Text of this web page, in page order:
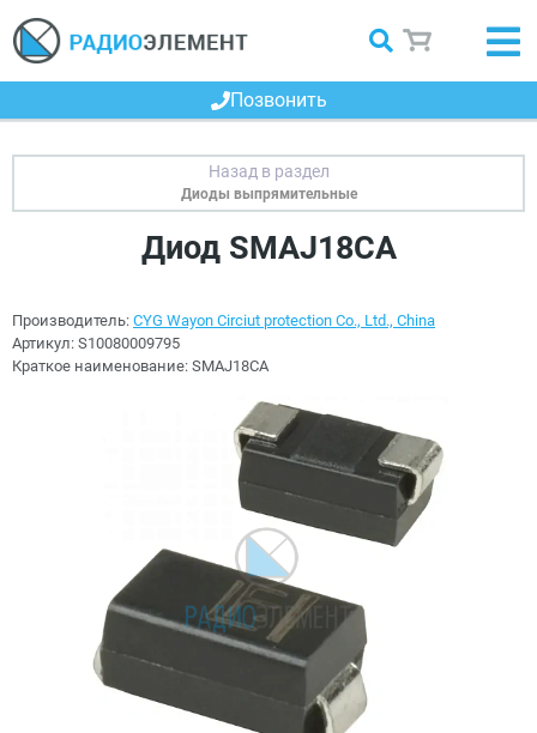
Позвонить
Диоды выпрямительные
Диод SMAJ18CA
Производитель: CYG Wayon Circiut protection Co., Ltd., China
Артикул: S10080009795
Краткое наименование: SMAJ18CA